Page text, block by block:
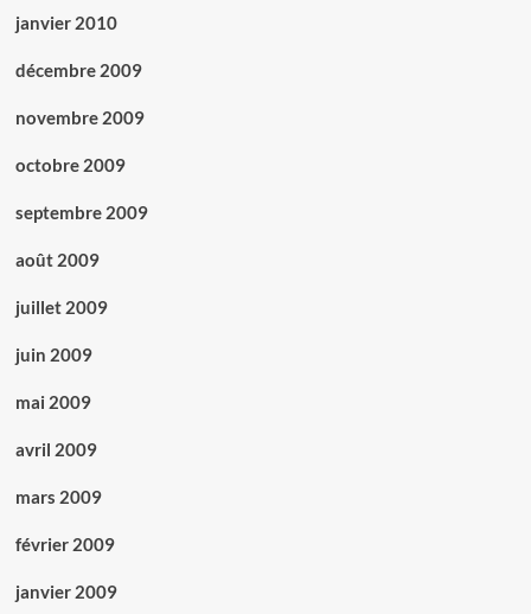
janvier 2010
décembre 2009
novembre 2009
octobre 2009
septembre 2009
août 2009
juillet 2009
juin 2009
mai 2009
avril 2009
mars 2009
février 2009
janvier 2009